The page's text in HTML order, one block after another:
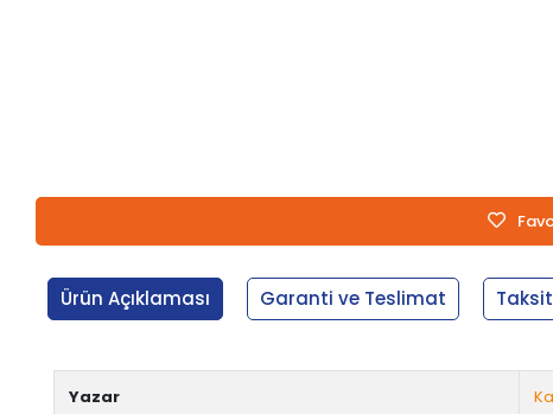
Ürün Açıklaması Garanti ve Teslimat
Yazar